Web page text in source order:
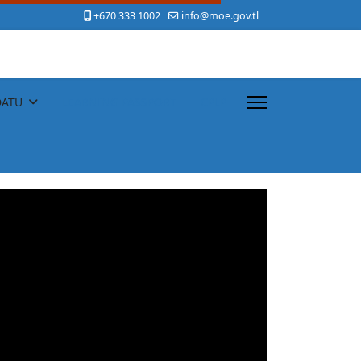
+670 333 1002 info@moe.gov.tl